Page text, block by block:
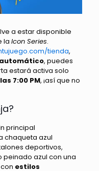
a estar disponible
la Icon Series.
tienda,
automático, puedes
estará activa solo
7:00 PM, ¡así que no
principal
chaqueta azul
deportivos,
peinado azul con una
estilos